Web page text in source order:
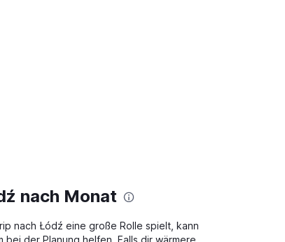
nach Monat
nach Łódź eine große Rolle spielt, kann
bei der Planung helfen. Falls dir wärmere